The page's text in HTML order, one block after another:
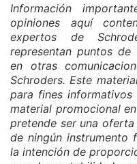
Información
opiniones aquí
expertos de
representan puntos
en otras
Schroders. Este
para fines
material promocional
pretende ser una
de ningún instrumento
la intención de